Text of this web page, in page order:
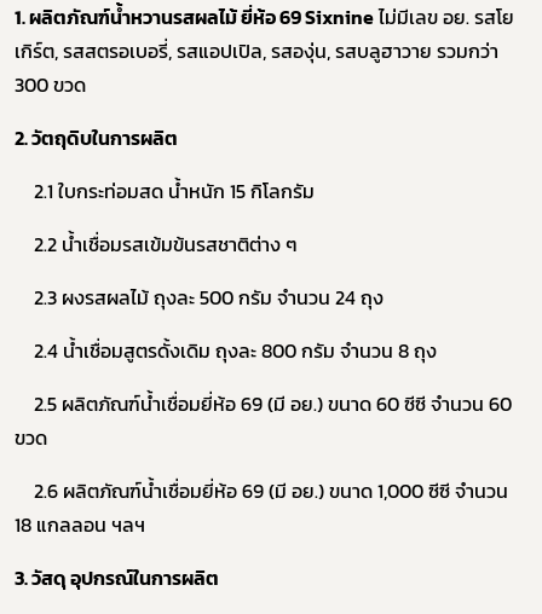
1. ผลิตภัณฑ์น้ำหวานรสผลไม้ ยี่ห้อ 69 Sixnineไม่มีเลข อย. รสโย
เกิร์ต, รสสตรอเบอรี่, รสแอปเปิล, รสองุ่น, รสบลูฮาวาย รวมกว่า
300 ขวด
2. วัตถุดิบในการผลิต
2.1 ใบกระท่อมสด น้ำหนัก 15 กิโลกรัม
2.2 น้ำเชื่อมรสเข้มข้นรสชาติต่าง ๆ
2.3 ผงรสผลไม้ ถุงละ 500 กรัม จำนวน 24 ถุง
2.4 น้ำเชื่อมสูตรดั้งเดิม ถุงละ 800 กรัม จำนวน 8 ถุง
2.5 ผลิตภัณฑ์น้ำเชื่อมยี่ห้อ 69 (มี อย.) ขนาด 60 ซีซี จำนวน 60
ขวด
2.6 ผลิตภัณฑ์น้ำเชื่อมยี่ห้อ 69 (มี อย.) ขนาด 1,000 ซีซี จำนวน
18 แกลลอน ฯลฯ
3. วัสดุ อุปกรณ์ในการผลิต